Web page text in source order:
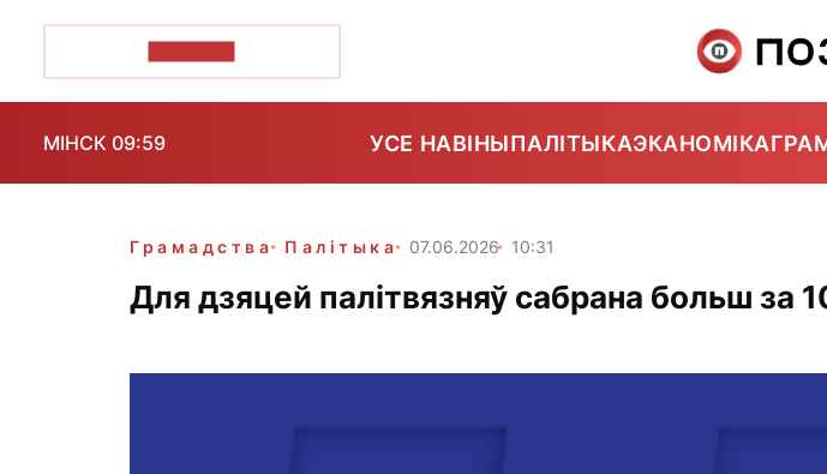
МІНСК 09:59 УСЕ НАВІНЫПАЛІТЫКАЭКАНОМІКА
Грамадства Палітыка 07.06.2026 10:31
Для дзяцей палітвязняў сабрана больш за